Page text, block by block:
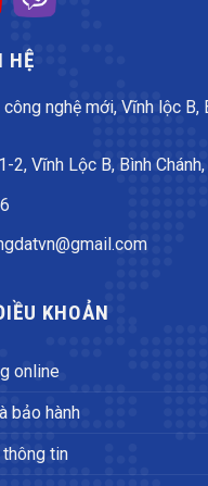
HỆ
nghệ mới, Vĩnh lộc B,
2, Vĩnh Lộc B, Bình
KHOẢN
online
bảo hành
tin